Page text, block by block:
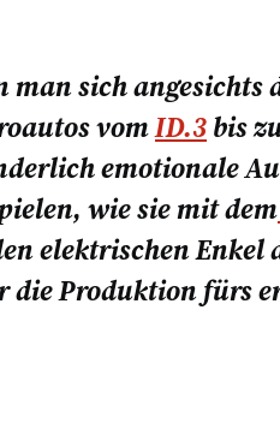
man sich angesichts
vomID.3bis
emotionale
wie sie mit dem
elektrischen Enkel
Produktion fürs